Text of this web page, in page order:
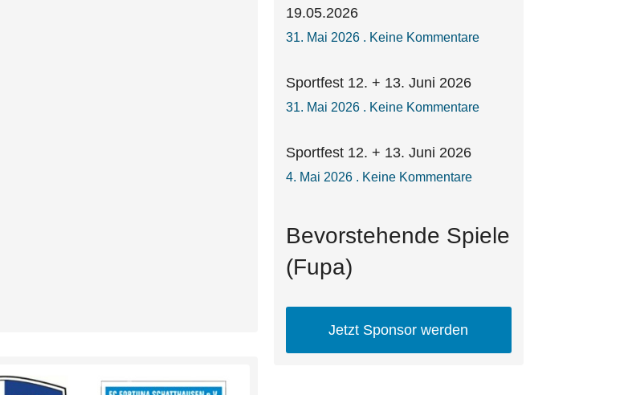
19.05.2026
31. Mai 2026 Keine Kommentare
Sportfest 12. + 13. Juni 2026
31. Mai 2026 Keine Kommentare
Sportfest 12. + 13. Juni 2026
4. Mai 2026 Keine Kommentare
Bevorstehende Spiele
(Fupa)
Jetzt Sponsor werden